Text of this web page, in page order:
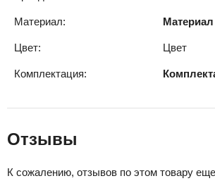
Материал: Материал
Цвет: Цвет
Комплектация:
Отзывы
К сожалению, отзывов по этом товару еще